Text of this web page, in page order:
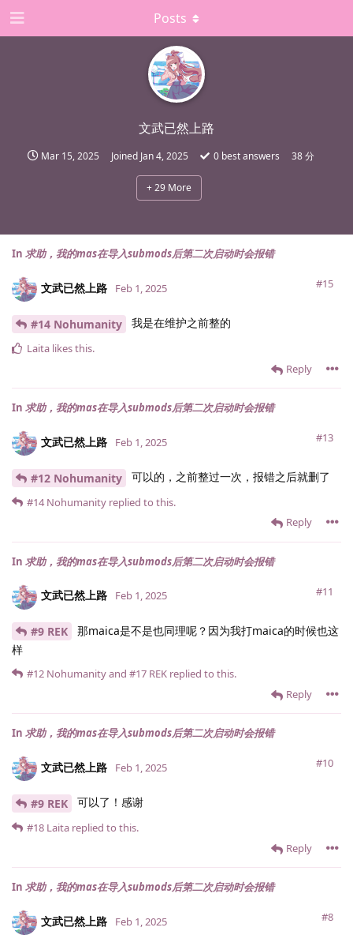
文武已然上路
Mar 15, 2025 Joined Jan 4, 2025 0best answers 38 分
+29More
Posts
In 求助，我的mas在导入submods后第二次启动时会报错
文武已然上路 #15
Feb 1, 2025
#14 Nohumanity 我是在维护之前整的
Reply
Laita likes this.
In 求助，我的mas在导入submods后第二次启动时会报错
文武已然上路 #13
Feb 1, 2025
#12 Nohumanity 可以的，之前整过一次，报错之后就删了
Reply
#14 Nohumanity replied to this.
In 求助，我的mas在导入submods后第二次启动时会报错
文武已然上路 #11
Feb 1, 2025
#9 REK
那maica是不是也同理呢？因为我打maica的时候也这
样
Reply
#12 Nohumanityand #17 REK replied to this.
In 求助，我的mas在导入submods后第二次启动时会报错
文武已然上路 #10
Feb 1, 2025
#9 REK 可以了！感谢
Reply
#18 Laita replied to this.
In 求助，我的mas在导入submods后第二次启动时会报错
文武已然上路 #8
Feb 1, 2025